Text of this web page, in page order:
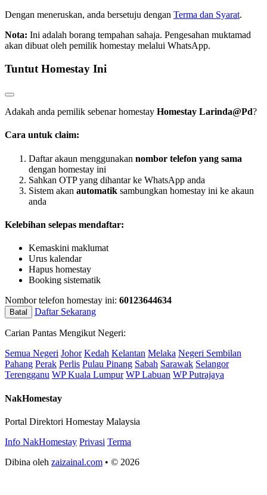
Dengan meneruskan, anda bersetuju dengan Terma dan Syarat.
Nota: Ini adalah borang tempahan sahaja. Pengesahan muktamad
akan dibuat oleh pemilik homestay melalui WhatsApp.
Tuntut Homestay Ini
Adakah anda pemilik sebenar homestay Homestay Larinda@Pd?
Cara untuk claim:
Daftar akaun menggunakan nombor telefon yang sama
dengan homestay ini
Sahkan OTP yang dihantar ke WhatsApp anda
Sistem akan automatik sambungkan homestay ini ke akaun
anda
Kelebihan selepas mendaftar:
Kemaskini maklumat
Urus kalendar
Hapus homestay
Booking sistematik
Nombor telefon homestay ini: 60123644634
Batal Daftar Sekarang
Carian Pantas Mengikut Negeri:
Semua Negeri Johor Kedah Kelantan Melaka Negeri Sembilan
Pahang Perak Perlis Pulau Pinang Sabah Sarawak Selangor
Terengganu WP Kuala Lumpur WP Labuan WP Putrajaya
NakHomestay
Portal Direktori Homestay Malaysia
Info NakHomestay Privasi Terma
Dibina oleh zaizainal.com • © 2026